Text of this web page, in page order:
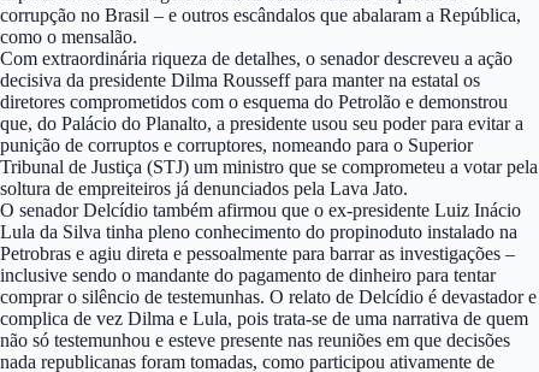
corrupção no Brasil – e outros escândalos que abalaram a República,
como o mensalão.
Com extraordinária riqueza de detalhes, o senador descreveu a ação
decisiva da presidente Dilma Rousseff para manter na estatal os
diretores comprometidos com o esquema do Petrolão e demonstrou
que, do Palácio do Planalto, a presidente usou seu poder para evitar a
punição de corruptos e corruptores, nomeando para o Superior
Tribunal de Justiça (STJ) um ministro que se comprometeu a votar pela
soltura de empreiteiros já denunciados pela Lava Jato.
O senador Delcídio também afirmou que o ex-presidente Luiz Inácio
Lula da Silva tinha pleno conhecimento do propinoduto instalado na
Petrobras e agiu direta e pessoalmente para barrar as investigações –
inclusive sendo o mandante do pagamento de dinheiro para tentar
comprar o silêncio de testemunhas. O relato de Delcídio é devastador e
complica de vez Dilma e Lula, pois trata-se de uma narrativa de quem
não só testemunhou e esteve presente nas reuniões em que decisões
nada republicanas foram tomadas, como participou ativamente de